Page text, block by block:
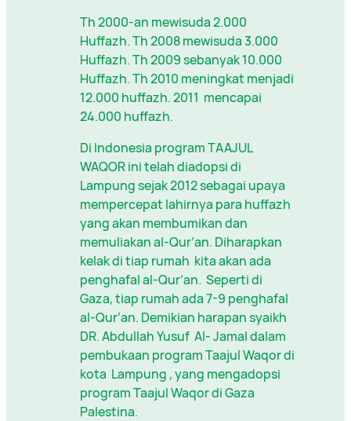
Th 2000-an mewisuda 2.000
Huffazh. Th 2008 mewisuda 3.000
Huffazh. Th 2009 sebanyak 10.000
Huffazh. Th 2010 meningkat menjadi
12.000 huffazh. 2011 mencapai
24.000 huffazh.
Di Indonesia program TAAJUL
WAQOR ini telah diadopsi di
Lampung sejak 2012 sebagai upaya
mempercepat lahirnya para huffazh
yang akan membumikan dan
memuliakan al-Qur’an. Diharapkan
kelak di tiap rumah kita akan ada
penghafal al-Qur’an. Seperti di
Gaza, tiap rumah ada 7-9 penghafal
al-Qur’an. Demikian harapan syaikh
DR. Abdullah Yusuf Al- Jamal dalam
pembukaan program Taajul Waqor di
kota Lampung , yang mengadopsi
program Taajul Waqor di Gaza
Palestina.